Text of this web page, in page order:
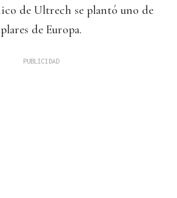
de Ultrech se plantó uno de
de Europa.